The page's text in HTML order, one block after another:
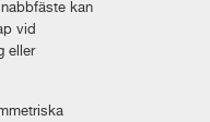
kan
vid
eller